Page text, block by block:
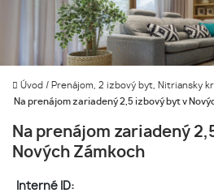
Úvod / Prenájom, 2 izbový byt, Nitriansky
Na prenájom zariadený 2,5 izbový byt v
Na prenájom zariadený
Nových Zámkoch
Interné ID: